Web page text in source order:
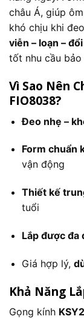
châu Á, giúp
khó chịu khi
viễn – loạn –
tốt nhu cầu
Vì Sao Nên
FIO8038?
Đeo nhẹ –
Form chuẩn
vận động
Thiết kế
tuổi
Lắp được đa
Giá hợp lý,
Khả Năng
Gọng kính